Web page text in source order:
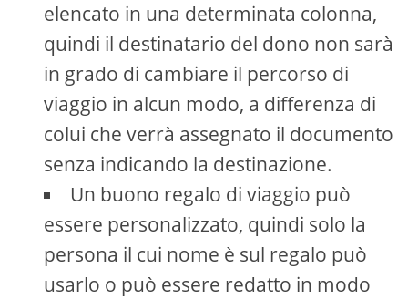
elencato in una determinata colonna,
quindi il destinatario del dono non sarà
in grado di cambiare il percorso di
viaggio in alcun modo, a differenza di
colui che verrà assegnato il documento
senza indicando la destinazione.
Un buono regalo di viaggio può
essere personalizzato, quindi solo la
persona il cui nome è sul regalo può
usarlo o può essere redatto in modo